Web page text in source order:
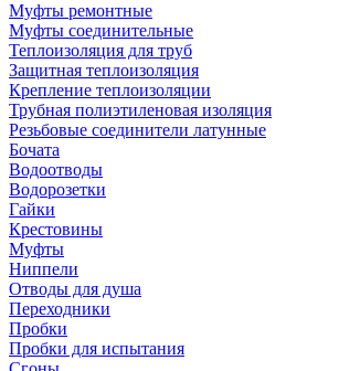
Муфты ремонтные
Муфты соединительные
Теплоизоляция для труб
Защитная теплоизоляция
Крепление теплоизоляции
Трубная полиэтиленовая изоляция
Резьбовые соединители латунные
Бочата
Водоотводы
Водорозетки
Гайки
Крестовины
Муфты
Ниппели
Отводы для душа
Переходники
Пробки
Пробки для испытания